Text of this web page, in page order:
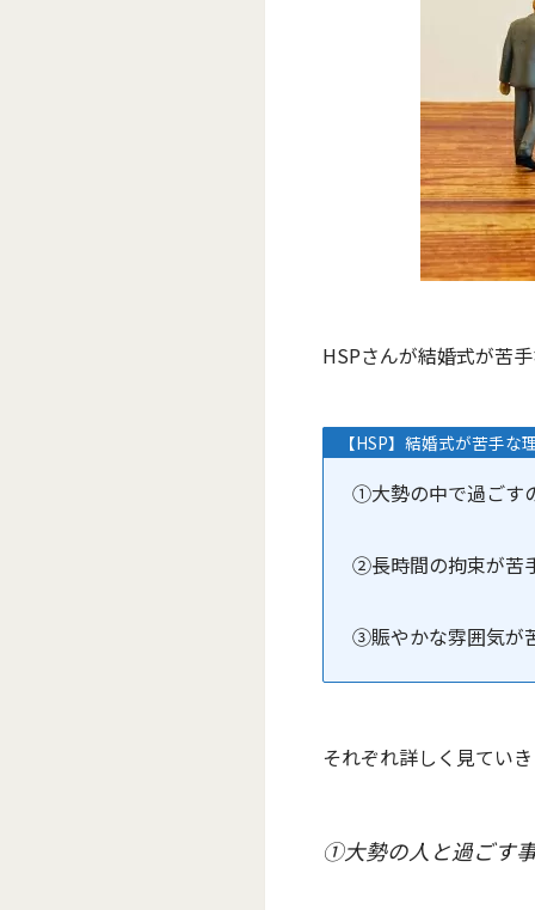
HSPさんが結婚式が苦
【HSP】結婚式が苦手な
①大勢の中で過ごす
②長時間の拘束が苦
③賑やかな雰囲気が
それぞれ詳しく見てい
①大勢の人と過ごす